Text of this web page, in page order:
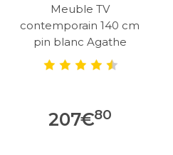
Meuble TV
contemporain 140 cm
pin blanc Agathe
207€80